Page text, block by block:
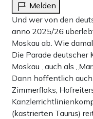
Melden
Und wer von den
anno 2025/26
Moskau ab. Wie
Die Parade deutscher
Moskau , auch als
Dann hoffentlich
Zimmerflaks,
(kastrierten Taurus)